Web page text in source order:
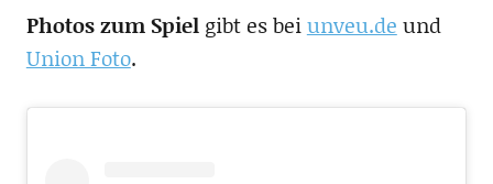
Photos zum Spielgibt es beiunveu.de und
Union Foto.